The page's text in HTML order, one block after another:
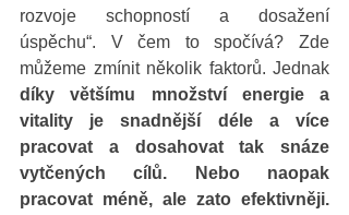
rozvoje schopností a dosažení
úspěchu“. V čem to spočívá? Zde
díky většímu množství energie a
vitality je snadnější déle a více
pracovat a dosahovat tak snáze
vytčených cílů. Nebo naopak